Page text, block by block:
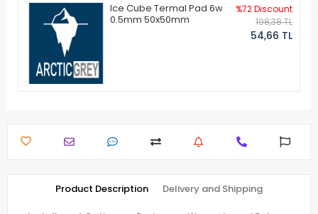
Ice Cube Termal Pad 6w
0.5mm 50x50mm
%72 Discount
198,38 TL
54,66 TL
Product Description Delivery and Shipping